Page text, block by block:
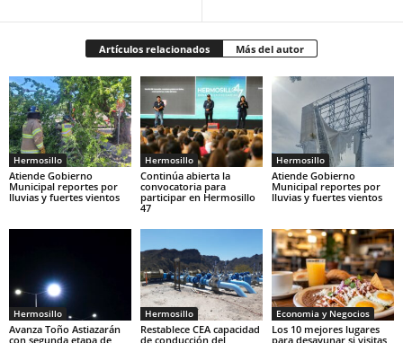
Artículos relacionados Más del autor
Hermosillo
Atiende Gobierno
Municipal reportes por
lluvias y fuertes vientos
Hermosillo
Continúa abierta la
convocatoria para
participar en Hermosillo
47
Hermosillo
Atiende Gobierno
Municipal reportes por
lluvias y fuertes vientos
Hermosillo
Avanza Toño Astiazarán
con segunda etapa de
Hermosillo
Restablece CEA capacidad
de conducción del
Economia y Negocios
Los 10 mejores lugares
para desayunar si visitas